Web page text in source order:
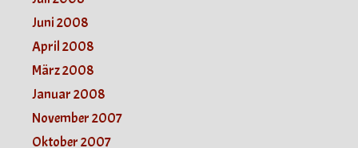
Juni 2008
April 2008
März 2008
Januar 2008
November 2007
Oktober 2007